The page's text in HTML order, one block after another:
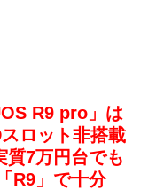
R9 pro」は
ロット非搭載
質7万円台でも
R9」で十分